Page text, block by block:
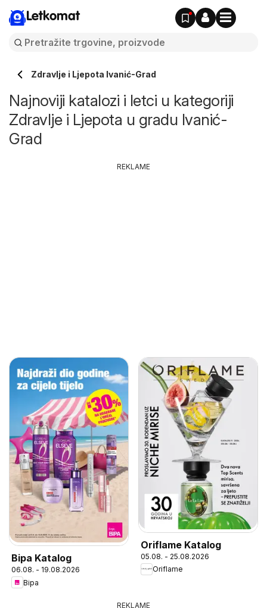
Letkomat
Zdravlje i Ljepota Ivanić-Grad
Najnoviji katalozi i letci u kategoriji
Zdravlje i Ljepota u gradu Ivanić-
Grad
Bipa Katalog
06.08. - 19.08.2026
Bipa
Oriflame Katalog
05.08. - 25.08.2026
Oriflame
REKLAME
REKLAME